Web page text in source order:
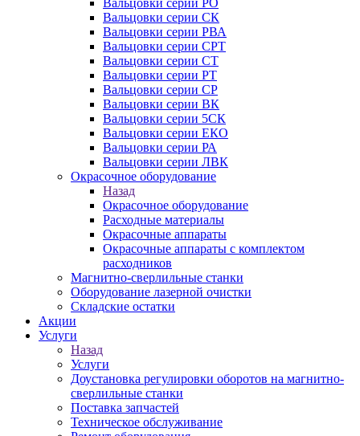
Вальцовки серии РО
Вальцовки серии СК
Вальцовки серии РВА
Вальцовки серии СРТ
Вальцовки серии СТ
Вальцовки серии РТ
Вальцовки серии СР
Вальцовки серии ВК
Вальцовки серии 5СК
Вальцовки серии ЕКО
Вальцовки серии РА
Вальцовки серии ЛВК
Окрасочное оборудование
Назад
Окрасочное оборудование
Расходные материалы
Окрасочные аппараты
Окрасочные аппараты с комплектом
расходников
Магнитно-сверлильные станки
Оборудование лазерной очистки
Складские остатки
Акции
Услуги
Назад
Услуги
Доустановка регулировки оборотов на магнитно-
сверлильные станки
Поставка запчастей
Техническое обслуживание